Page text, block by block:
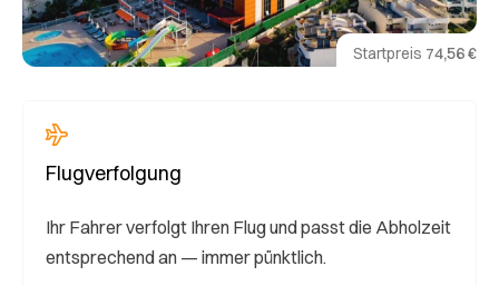
Startpreis 74,56 €
Flugverfolgung
Ihr Fahrer verfolgt Ihren Flug und passt die Abholzeit
entsprechend an — immer pünktlich.